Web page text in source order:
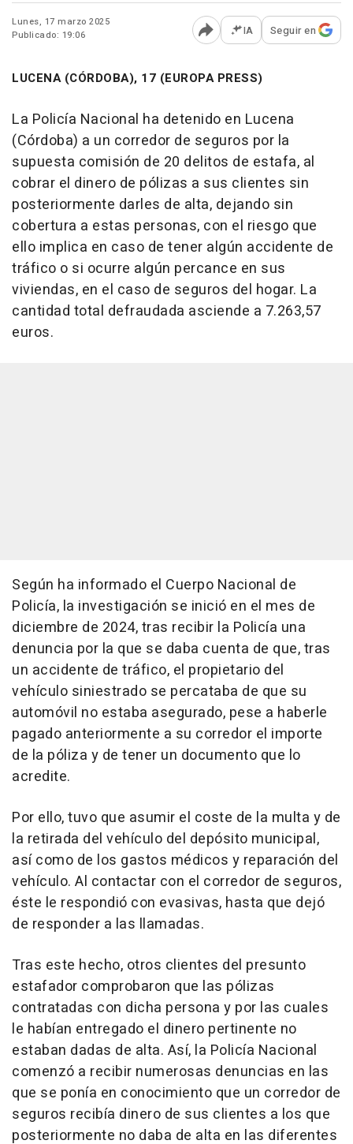
Lunes, 17 marzo 2025
Publicado: 19:06
Abrir opciones para
IA Seguir en
LUCENA (CÓRDOBA), 17 (EUROPA PRESS)
La Policía Nacional ha detenido en Lucena
(Córdoba) a un corredor de seguros por la
supuesta comisión de 20 delitos de estafa, al
cobrar el dinero de pólizas a sus clientes sin
posteriormente darles de alta, dejando sin
cobertura a estas personas, con el riesgo que
ello implica en caso de tener algún accidente de
tráfico o si ocurre algún percance en sus
viviendas, en el caso de seguros del hogar. La
cantidad total defraudada asciende a 7.263,57
euros.
Según ha informado el Cuerpo Nacional de
Policía, la investigación se inició en el mes de
diciembre de 2024, tras recibir la Policía una
denuncia por la que se daba cuenta de que, tras
un accidente de tráfico, el propietario del
vehículo siniestrado se percataba de que su
automóvil no estaba asegurado, pese a haberle
pagado anteriormente a su corredor el importe
de la póliza y de tener un documento que lo
acredite.
Por ello, tuvo que asumir el coste de la multa y de
la retirada del vehículo del depósito municipal,
así como de los gastos médicos y reparación del
vehículo. Al contactar con el corredor de seguros,
éste le respondió con evasivas, hasta que dejó
de responder a las llamadas.
Tras este hecho, otros clientes del presunto
estafador comprobaron que las pólizas
contratadas con dicha persona y por las cuales
le habían entregado el dinero pertinente no
estaban dadas de alta. Así, la Policía Nacional
comenzó a recibir numerosas denuncias en las
que se ponía en conocimiento que un corredor de
seguros recibía dinero de sus clientes a los que
posteriormente no daba de alta en las diferentes